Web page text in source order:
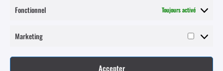
Fonctionnel Toujours activé
Marketing Marketing
Accepter
FAQ